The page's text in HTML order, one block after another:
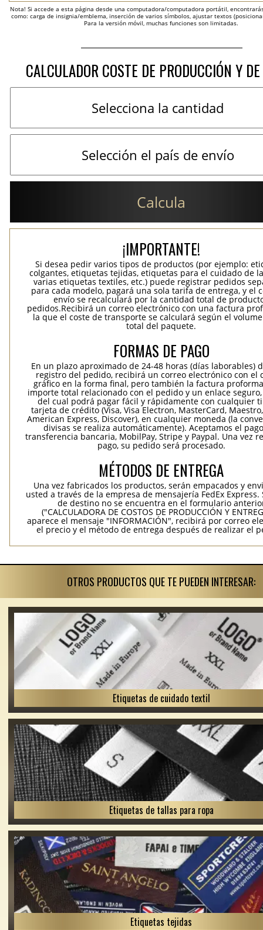
Nota! Si accede a esta página desde una computadora/computadora portátil,
como: carga de insignia/emblema, inserción de varios símbolos, ajustar textos
Para la versión móvil, muchas funciones son limitadas.
CALCULADOR COSTE DE PRODUCCIÓN Y
Calcula
¡IMPORTANTE!
Si desea pedir varios tipos de productos (por ejemplo:
colgantes, etiquetas tejidas, etiquetas para el cuidado de
varias etiquetas textiles, etc.) puede registrar pedidos
para cada modelo, pagará una sola tarifa de entrega, y el
envío se recalculará por la cantidad total de
pedidos.Recibirá un correo electrónico con una factura
la que el coste de transporte se calculará según el
total del paquete.
FORMAS DE PAGO
En un plazo aproximado de 24-48 horas (días laborables)
registro del pedido, recibirá un correo electrónico con el
gráfico en la forma final, pero también la factura
importe total relacionado con el pedido y un enlace
del cual podrá pagar fácil y rápidamente con cualquier
tarjeta de crédito (Visa, Visa Electron, MasterCard,
American Express, Discover), en cualquier moneda (la
divisas se realiza automáticamente). Aceptamos el
transferencia bancaria, MobilPay, Stripe y Paypal. Una vez
pago, su pedido será procesado.
MÉTODOS DE ENTREGA
Una vez fabricados los productos, serán empacados y
usted a través de la empresa de mensajería FedEx Express.
de destino no se encuentra en el formulario
("CALCULADORA DE COSTOS DE PRODUCCIÓN Y
aparece el mensaje "INFORMACIÓN", recibirá por correo
el precio y el método de entrega después de realizar el
OTROS PRODUCTOS QUE TE PUEDEN INTERESAR:
Etiquetas de cuidado textil
Etiquetas de tallas para ropa
Etiquetas tejidas